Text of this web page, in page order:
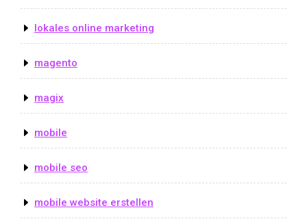
lokales online marketing
magento
magix
mobile
mobile seo
mobile website erstellen